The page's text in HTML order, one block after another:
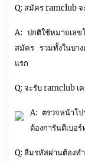
Q: สมัคร ramclub จ
A: ปกติใช้หมายเลข
สมัคร รวมทั้งในบาง
แรก
Q: จะรับramclub เ
A: ตรวจหน้าโ
ต้องการันตีเบอ
Q: ลืมรหัสผ่านต้องท